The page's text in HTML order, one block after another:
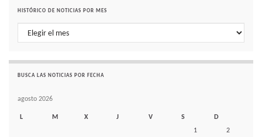
HISTÓRICO DE NOTICIAS POR MES
Histórico de noticias por mes
BUSCA LAS NOTICIAS POR FECHA
agosto 2026
L M X J V S
D
1
2